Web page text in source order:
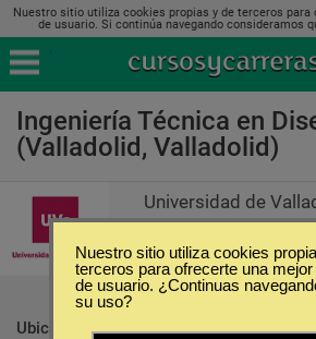
Nuestro sitio utiliza cookies propias y de terceros para
de usuario. Si continúa navegando consideramos
Ingeniería Técnica en
(Valladolid, Valladolid)
Universidad de
Ubicación:
Valladolid - Valladolid
Nuestro sitio utiliza cookies
terceros para ofrecerte una
de usuario. ¿Continuas
su uso?